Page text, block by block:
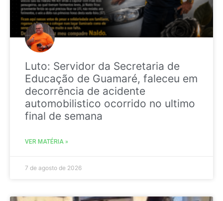
Luto: Servidor da Secretaria de
Educação de Guamaré, faleceu em
decorrência de acidente
automobilistico ocorrido no ultimo
final de semana
VER MATÉRIA »
7 de agosto de 2026